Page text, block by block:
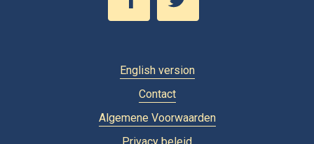
English version
Contact
Algemene Voorwaarden